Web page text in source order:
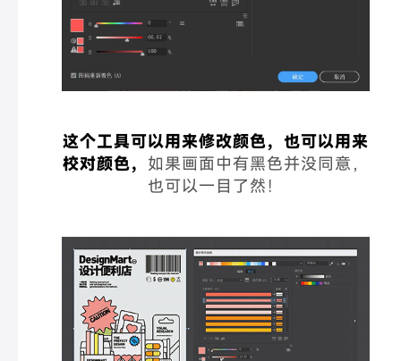
这个工具可以用来修改颜色，也可以用来
校对颜色， 如果画面中有黑色并没同意，
也可以一目了然！